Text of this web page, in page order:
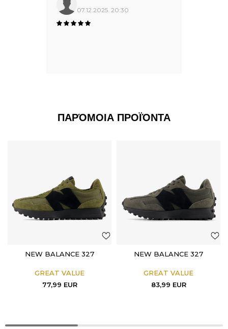
07.12.2025. 20:30
ΠΑΡΌΜΟΙΑ ΠΡΟΪΌΝΤΑ
NEW BALANCE 327
GREAT VALUE
77,99 EUR
NEW BALANCE 327
GREAT VALUE
83,99 EUR